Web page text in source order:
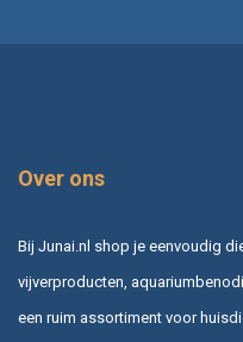
Over ons
Bij Junai.nl shop je eenvoudig
vijverproducten,
een ruim assortiment voor